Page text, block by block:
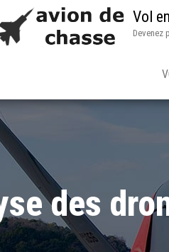
Vol
Devenez
des